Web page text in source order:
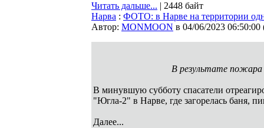
Читать дальше... | 2448 байт
Нарва : ФОТО: в Нарве на территории
Автор: MONMOON в 04/06/2023 06:50:00
В результате пожара
В минувшую субботу спасатели
"Югла-2" в Нарве, где загорелась баня,
Далее...